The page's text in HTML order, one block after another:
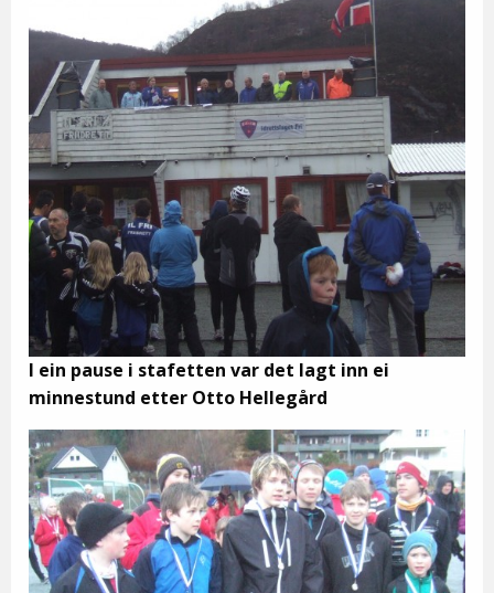
I ein pause i stafetten var det lagt inn ei
minnestund etter Otto Hellegård